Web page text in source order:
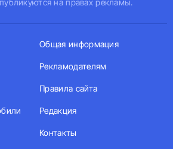
на правах рекламы.
Общая информация
Рекламодателям
Правила сайта
Редакция
Контакты